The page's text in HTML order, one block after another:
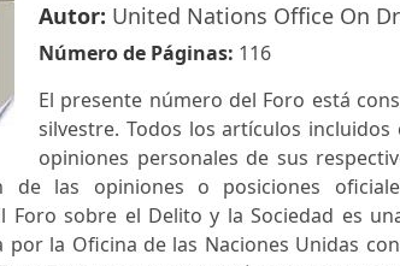
Autor: United Nations Office On
Número de Páginas: 116
El presente número del Foro está
silvestre. Todos los artículos
opiniones personales de sus
de las opiniones o posiciones
Foro sobre el Delito y la Sociedad es
por la Oficina de las Naciones Unidas